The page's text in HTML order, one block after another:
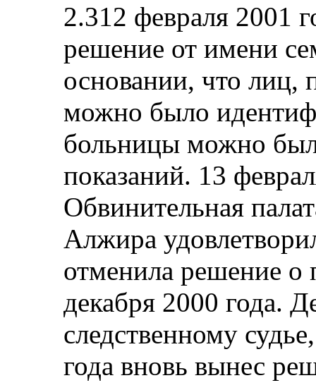
2.312 февраля 2001
решение от имени
основании, что лиц,
можно было
больницы можно
показаний. 13
Обвинительная
Алжира
отменила решение о
декабря 2000 года.
следственному
года вновь вынес